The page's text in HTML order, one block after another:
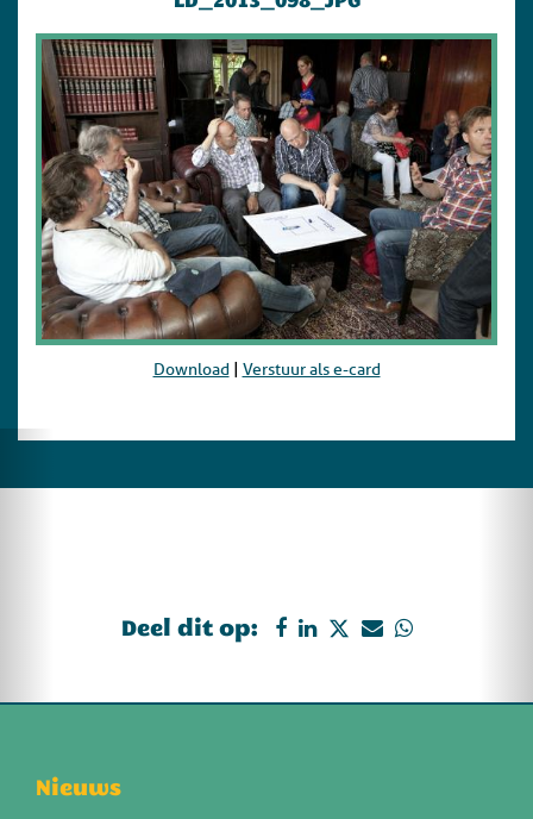
Download| Verstuur als e-card
Deel dit op:
Nieuws